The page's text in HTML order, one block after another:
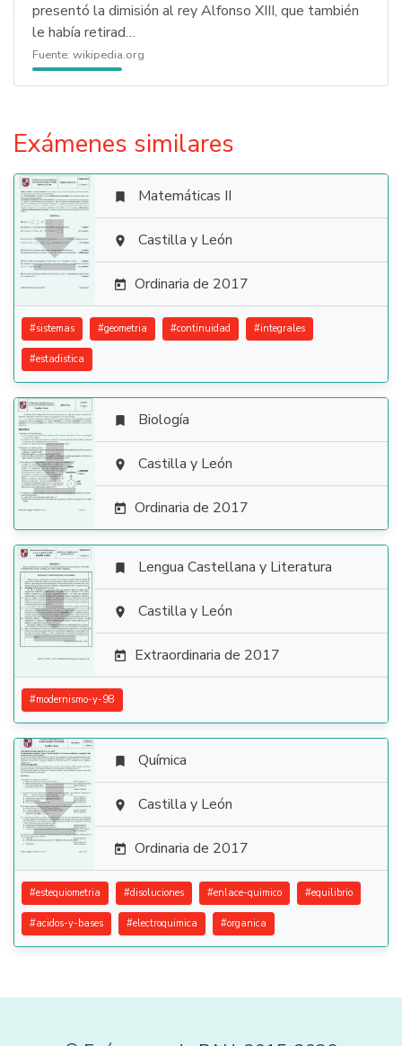
presentó la dimisión al rey Alfonso XIII, que también
le había retirad…
Fuente: wikipedia.org
Exámenes similares

 Matemáticas II
 Castilla y León
 Ordinaria de 2017
#sistemas #geometria #continuidad #integrales
#estadistica

 Biología
 Castilla y León
 Ordinaria de 2017

 Lengua Castellana y Literatura
 Castilla y León
 Extraordinaria de 2017
#modernismo-y-98

 Química
 Castilla y León
 Ordinaria de 2017
#estequiometria #disoluciones #enlace-quimico #equilibrio
#acidos-y-bases #electroquimica #organica